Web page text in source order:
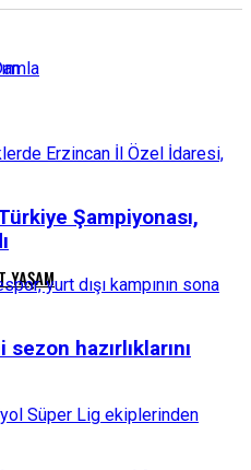
YAŞAM
Şampiyonası,
hazırlıklarını